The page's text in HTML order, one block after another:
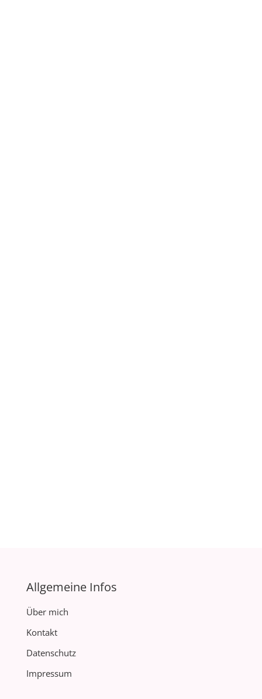
Allgemeine Infos
Über mich
Kontakt
Datenschutz
Impressum